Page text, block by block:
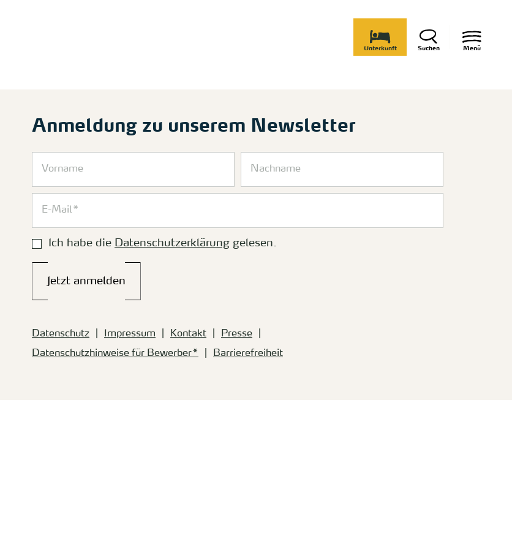
Menü
Suchen
Unterkunft
Anmeldung zu unserem Newsletter
Ich habe die Datenschutzerklärung gelesen.
Jetzt anmelden
Datenschutz Impressum Kontakt
Presse
Datenschutzhinweise für Bewerber*
Barrierefreiheit